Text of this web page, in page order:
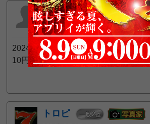
スキジャ
2024年12月8日 6:21 PM
2024.12.7pm12:00
10円でリニューアルしたらしい
トロピ 一般2位